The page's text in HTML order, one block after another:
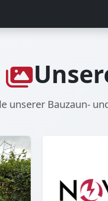
unserer Bauzaun-